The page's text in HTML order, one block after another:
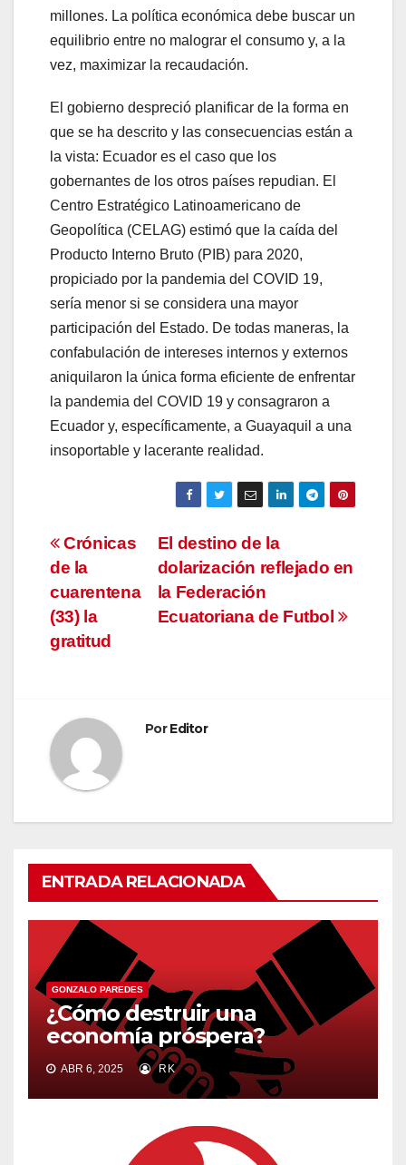
millones. La política económica debe buscar un
equilibrio entre no malograr el consumo y, a la
vez, maximizar la recaudación.
El gobierno despreció planificar de la forma en
que se ha descrito y las consecuencias están a
la vista: Ecuador es el caso que los
gobernantes de los otros países repudian. El
Centro Estratégico Latinoamericano de
Geopolítica (CELAG) estimó que la caída del
Producto Interno Bruto (PIB) para 2020,
propiciado por la pandemia del COVID 19,
sería menor si se considera una mayor
participación del Estado. De todas maneras, la
confabulación de intereses internos y externos
aniquilaron la única forma eficiente de enfrentar
la pandemia del COVID 19 y consagraron a
Ecuador y, específicamente, a Guayaquil a una
insoportable y lacerante realidad.
Navegación
de
entradas
El destino de la
dolarización reflejado en
la Federación
Ecuatoriana de Futbol
Crónicas
de la
cuarentena
(33) la
gratitud
PorEditor
ENTRADA RELACIONADA
GONZALO PAREDES
¿Cómo destruir una
economía próspera?
ABR 6, 2025 RK